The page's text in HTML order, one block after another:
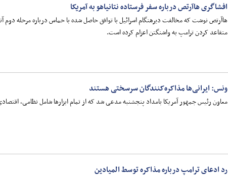
افشاگری هاآرتص درباره سفر فرستاده نتانیاهو به آمریکا
هاآرتص نوشت که مخالفت دیرهنگام اسرائیل با توافق حاصل شده با حماس درباره مرحله دوم
متقاعد کردن ترامپ به واشنگتن اعزام کرده است.
ونس: ایرانی‌ها مذاکره‌کنندگان سرسختی هستند
معاون رئیس جمهور آمریکا بامداد پنجشنبه مدعی شد که از تمام ابزارها شامل نظامی،
رد ادعای ترامپ درباره مذاکره توسط المیادین